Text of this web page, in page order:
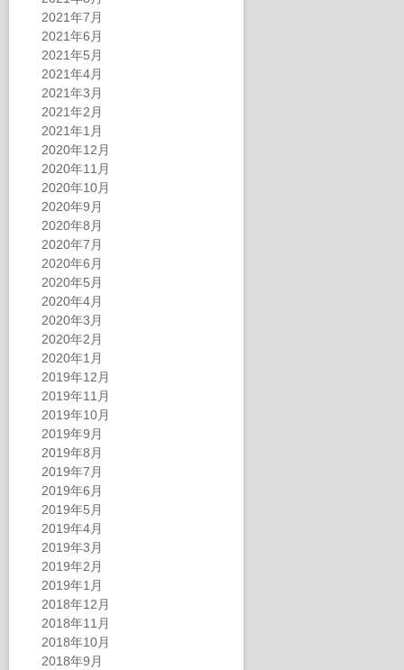
2021年7月
2021年6月
2021年5月
2021年4月
2021年3月
2021年2月
2021年1月
2020年12月
2020年11月
2020年10月
2020年9月
2020年8月
2020年7月
2020年6月
2020年5月
2020年4月
2020年3月
2020年2月
2020年1月
2019年12月
2019年11月
2019年10月
2019年9月
2019年8月
2019年7月
2019年6月
2019年5月
2019年4月
2019年3月
2019年2月
2019年1月
2018年12月
2018年11月
2018年10月
2018年9月